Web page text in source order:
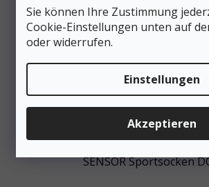
Sie können Ihre Zustimmung
Cookie-Einstellungen unten auf
oder widerrufen.
Einstellungen
Akzeptieren
SENSOR Sportsocken